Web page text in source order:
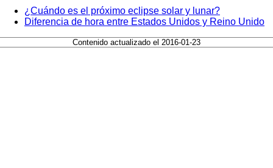
¿Cuándo es el próximo eclipse solar y lunar?
Diferencia de hora entre Estados Unidos y Reino Unido
Contenido actualizado el 2016-01-23